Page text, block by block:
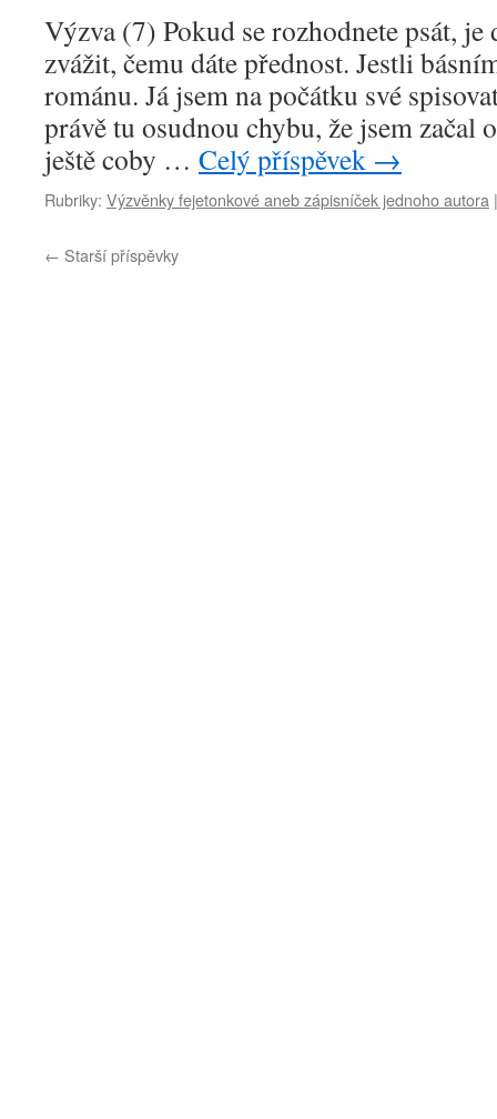
Výzva (7) Pokud se rozhodnete psát, je
zvážit, čemu dáte přednost. Jestli
románu. Já jsem na počátku své
právě tu osudnou chybu, že jsem začal
ještě coby … Celý příspěvek →
Rubriky: Výzvěnky fejetonkové aneb zápisníček jednoho autora |
← Starší příspěvky